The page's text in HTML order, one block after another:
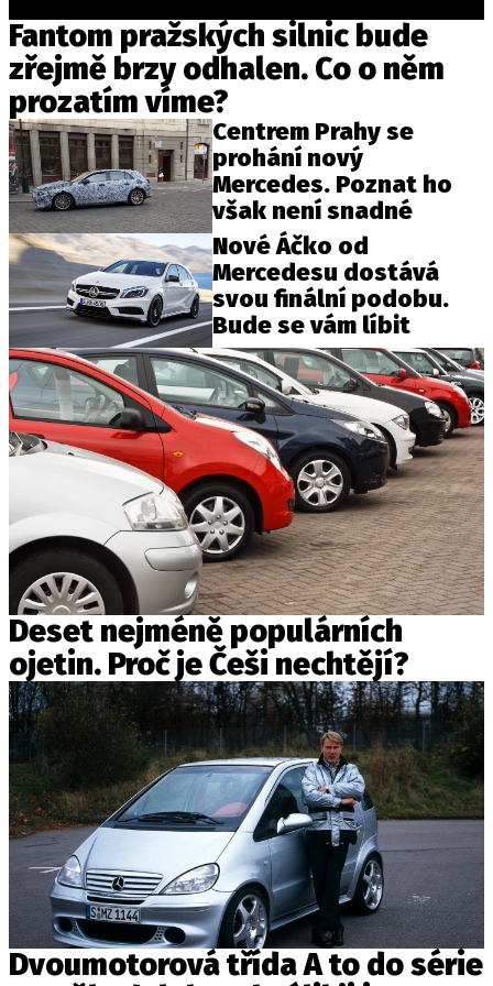
Provozovatelem serveru autoroad.cz je
INCORP MEDIA GROUP s.r.o., IČ: 118 23 054
Fantom pražských silnic bude
zřejmě brzy odhalen. Co o něm
prozatím víme?
Centrem Prahy se
prohání nový
Mercedes. Poznat ho
však není snadné
Nové Áčko od
Mercedesu dostává
svou finální podobu.
Bude se vám líbit
Deset nejméně populárních
ojetin. Proč je Češi nechtějí?
Dvoumotorová třída A to do série